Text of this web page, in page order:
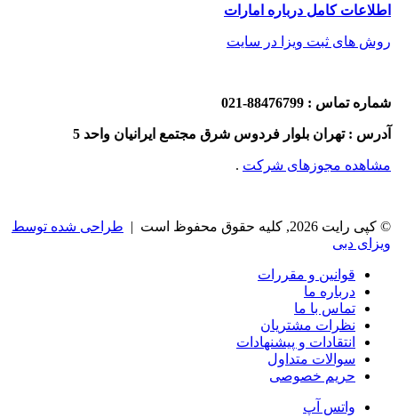
اطلاعات کامل درباره امارات
روش های ثبت ویزا در سایت
شماره تماس : 88476799-021
آدرس : تهران بلوار فردوس شرق مجتمع ایرانیان واحد 5
مشاهده مجوزهای شرکت .
© کپی رایت 2026, کلیه حقوق محفوظ است |
طراحی شده توسط
ویزای دبی
قوانین و مقررات
درباره ما
تماس با ما
نظرات مشتریان
انتقادات و پیشنهادات
سوالات متداول
حریم خصوصی
واتس آپ